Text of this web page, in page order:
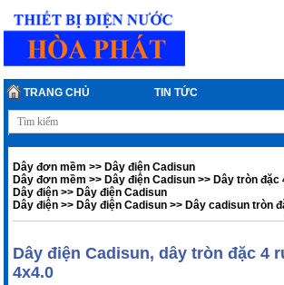
TRANG CHỦ TIN TỨC
Dây đơn mềm >>Dây điện Cadisun
Dây đơn mềm >>Dây điện Cadisun >>Dây tròn đặc
Dây điện >>Dây điện Cadisun
Dây điện >>Dây điện Cadisun >>Dây cadisun tròn
Dây điện Cadisun, dây tròn đặc 4
4x4.0